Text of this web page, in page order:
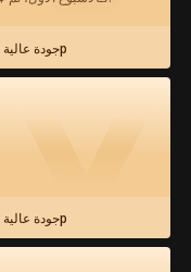
الحلقة 51 - والدي المليونير الفيلم كامل
جودة عالية 1080p
جودة عالية 1080p